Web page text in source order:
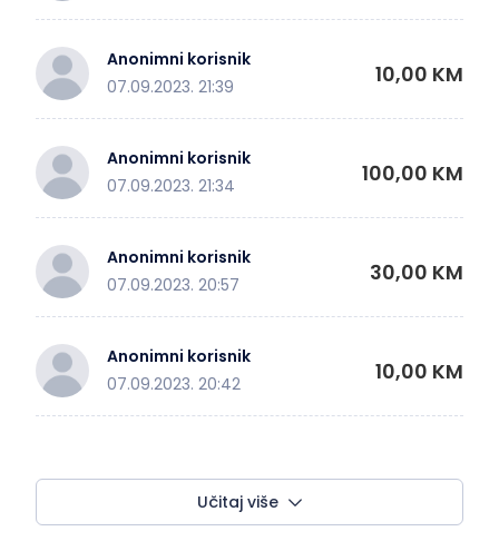
Anonimni korisnik
07.09.2023. 21:39
10,00 KM
Anonimni korisnik
07.09.2023. 21:34
100,00 KM
Anonimni korisnik
07.09.2023. 20:57
30,00 KM
Anonimni korisnik
07.09.2023. 20:42
10,00 KM
Učitaj više